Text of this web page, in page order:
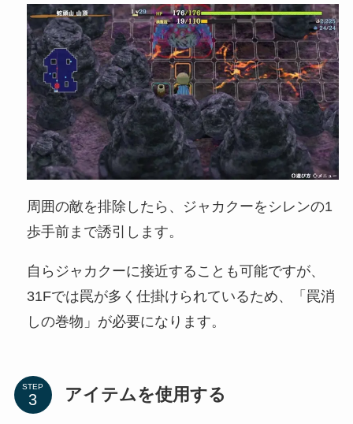
周囲の敵を排除したら、ジャカクーをシレンの1
歩手前まで誘引します。
自らジャカクーに接近することも可能ですが、
31Fでは罠が多く仕掛けられているため、「罠消
しの巻物」が必要になります。
STEP アイテムを使用する